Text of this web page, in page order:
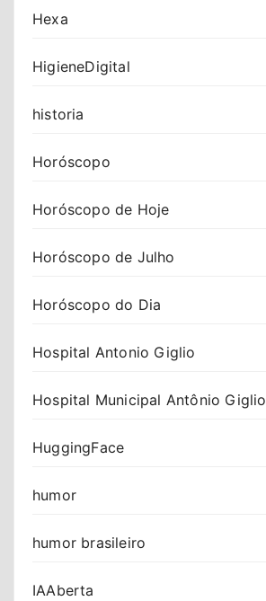
Hexa
HigieneDigital
historia
Horóscopo
Horóscopo de Hoje
Horóscopo de Julho
Horóscopo do Dia
Hospital Antonio Giglio
Hospital Municipal Antônio Giglio
HuggingFace
humor
humor brasileiro
IAAberta